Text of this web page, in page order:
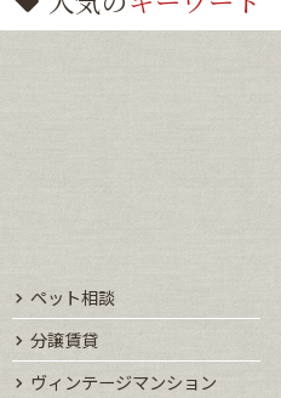
ペット相談
分譲賃貸
ヴィンテージマンション